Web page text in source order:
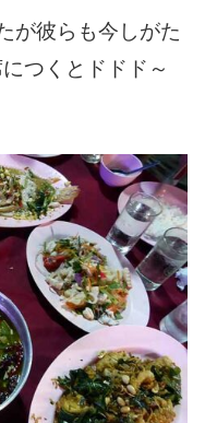
が彼らも今しがた
つくとドドド～